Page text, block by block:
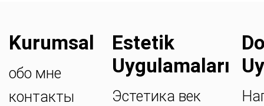
Kurumsal
обо мне
контакты
Estetik
Uygulamaları
Эстетика век